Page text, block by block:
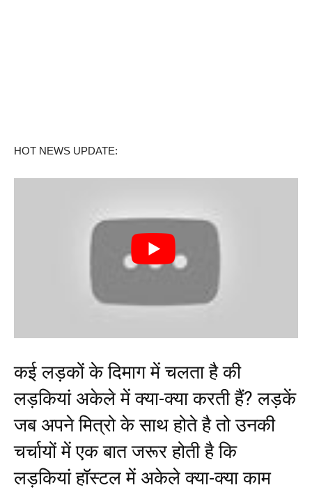
HOT NEWS UPDATE:
कई लड़कों के दिमाग में चलता है की
लड़कियां अकेले में क्या-क्या करती हैं? लड़कें
जब अपने मित्रो के साथ होते है तो उनकी
चर्चायों में एक बात जरूर होती है कि
लड़कियां हॉस्टल में अकेले क्या-क्या काम